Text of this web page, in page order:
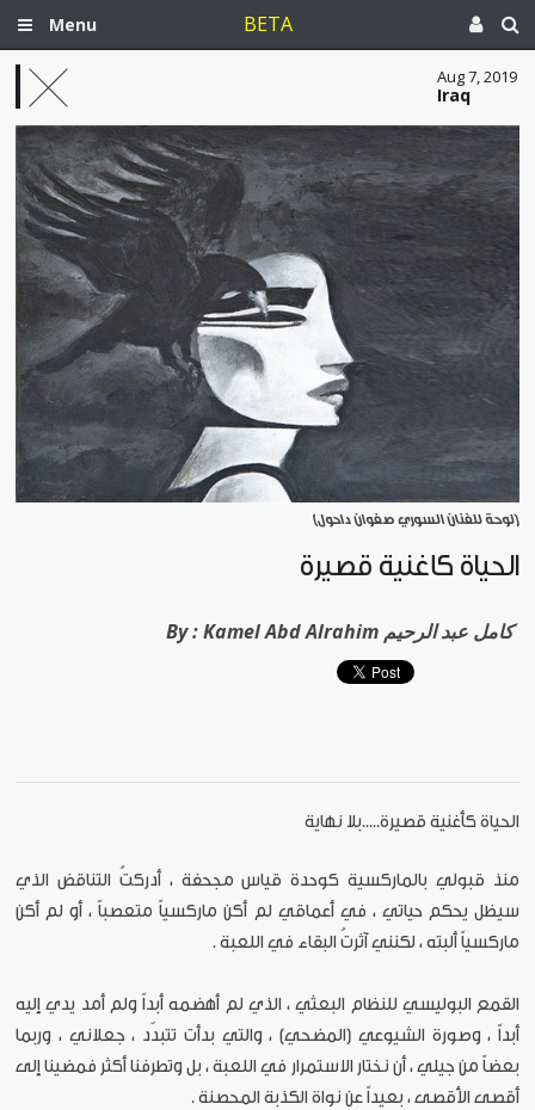
Menu BETA
Aug 7, 2019
Iraq
[لوحة للفنان السوري صفوان داحول]
الحياة كأغنية قصيرة
By : Kamel Abd Alrahim كامل عبد الرحيم
الحياة كأغنية قصيرة.....بلا نهاية
منذ قبولي بالماركسية كوحدة قياس مجحفة ، أدركتُ التناقض الذي
سيظل يحكم حياتي ، في أعماقي لم أكن ماركسياً متعصباً ، أو لم أكن
ماركسياً ألبته ، لكنني آثرتُ البقاء في اللعبة .
القمع البوليسي للنظام البعثي ، الذي لم أهضمه أبداً ولم أمد يدي إليه
أبداً ، وصورة الشيوعي (المضحي) ، والتي بدأت تتبدّد ، جعلاني ، وربما
بعضاً من جيلي ، أن نختار الاستمرار في اللعبة ، بل وتطرفنا أكثر فمضينا إلى
أقصى الأقصى ، بعيداً عن نواة الكذبة المحصنة .